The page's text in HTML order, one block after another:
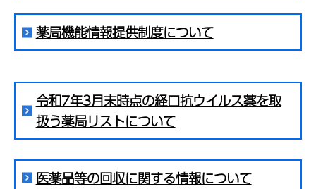
薬局機能情報提供制度について
令和7年3月末時点の経口抗ウイルス薬を取
扱う薬局リストについて
医薬品等の回収に関する情報について